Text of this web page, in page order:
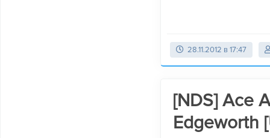
28.11.2012 в 17:47
[NDS] Ace
Edgeworth